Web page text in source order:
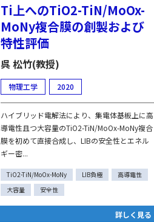
Ti上へのTiO2-TiN/MoOx-
MoNy複合膜の創製および
特性評価
呉 松竹(教授)
物理工学 2020
ハイブリッド電解法により、集電体基板上に高
導電性且つ大容量のTiO2-TiN/MoOx-MoNy複合
膜を初めて直接合成し、LIBの安全性とエネル
ギー密...
TiO2-TiN/MoOx-MoNy LIB負極
高導電性
大容量
安全性
詳しく見る